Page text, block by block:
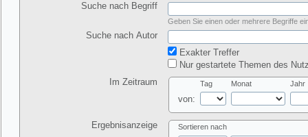
Suche nach Begriff
Geben Sie einen oder mehrere Begriffe
Suche nach Autor
Exakter Treffer
Nur gestartete Themen des
Im Zeitraum
von:
Tag Monat Jahr
Ergebnisanzeige Sortieren nach